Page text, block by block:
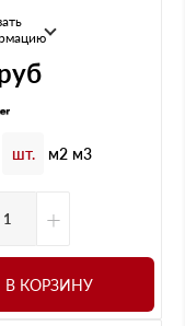
шт. м2 м3
+
В КОРЗИНУ